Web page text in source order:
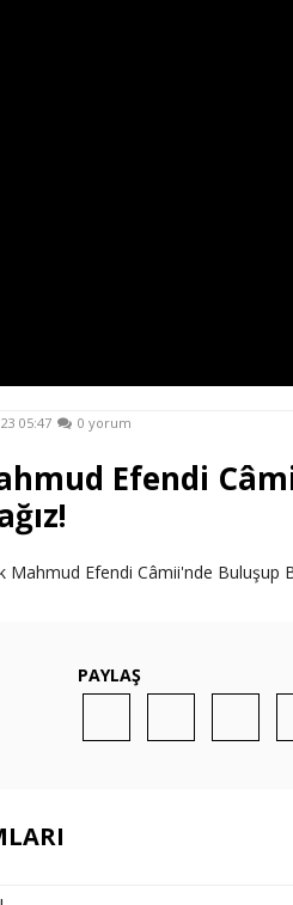
05:47 0 yorum
Efendi
Mahmud Efendi Câmii'nde Buluşup
PAYLAŞ